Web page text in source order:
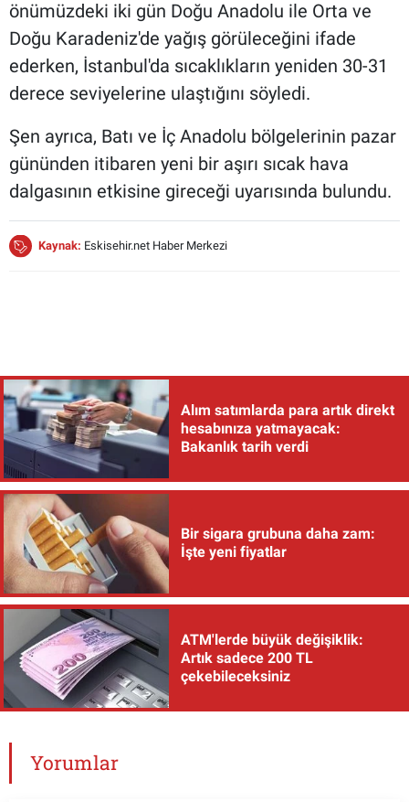
önümüzdeki iki gün Doğu Anadolu ile Orta ve
Doğu Karadeniz'de yağış görüleceğini ifade
ederken, İstanbul'da sıcaklıkların yeniden 30-31
derece seviyelerine ulaştığını söyledi.
Şen ayrıca, Batı ve İç Anadolu bölgelerinin pazar
gününden itibaren yeni bir aşırı sıcak hava
dalgasının etkisine gireceği uyarısında bulundu.
Kaynak: Eskisehir.net Haber Merkezi
Alım satımlarda para artık direkt
hesabınıza yatmayacak:
Bakanlık tarih verdi
Bir sigara grubuna daha zam:
İşte yeni fiyatlar
ATM'lerde büyük değişiklik:
Artık sadece 200 TL
çekebileceksiniz
Yorumlar